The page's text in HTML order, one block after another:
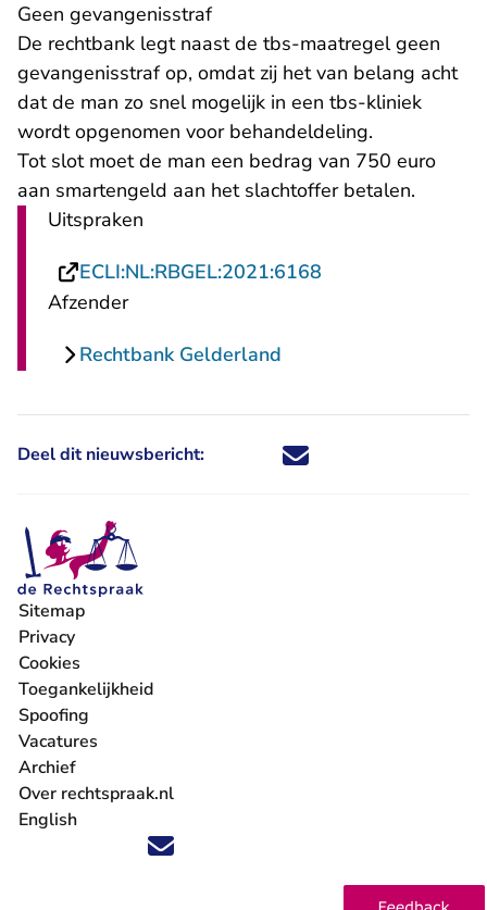
Geen gevangenisstraf
De rechtbank legt naast de tbs-maatregel geen
gevangenisstraf op, omdat zij het van belang acht
dat de man zo snel mogelijk in een tbs-kliniek
wordt opgenomen voor behandeldeling.
Tot slot moet de man een bedrag van 750 euro
aan smartengeld aan het slachtoffer betalen.
Uitspraken
ECLI:NL:RBGEL:2021:6168
Afzender
Rechtbank Gelderland
Deel dit nieuwsbericht: Deel dit nieuwsbericht via X -
Deel dit nieuwsbericht via
Deel dit nieuwsbericht
Deel dit
Volg ons op X (Twitter) - U verlaat Rechtspraak.nl
Volg ons op Facebook - U verlaat Rechtspraak.nl
Volg ons op Instagram - U verlaat Rechtspraak.nl
Volg ons op Youtube - U verlaat Rechtspraak.nl
Volg ons op LinkedIn - U verlaat
'Blijf op de hoogte' nieuwsbrief - U verlaat
Sitemap
Privacy
Cookies
Toegankelijkheid
Spoofing
Vacatures
- U verlaat Rechtspraak.nl
Archief
Over rechtspraak.nl
English